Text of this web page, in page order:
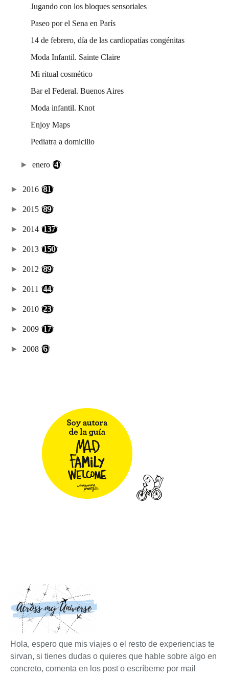
Jugando con los bloques sensoriales
Paseo por el Sena en París
14 de febrero, día de las cardiopatías congénitas
Moda Infantil. Sainte Claire
Mi ritual cosmético
Bar el Federal. Buenos Aires
Moda infantil. Knot
Enjoy Maps
Pediatra a domicilio
►enero(4)
► 2016 (81)
► 2015 (89)
► 2014 (137)
► 2013 (150)
► 2012 (89)
► 2011 (44)
► 2010 (23)
► 2009 (17)
► 2008 (6)
Hola, espero que mis viajes o el resto de experiencias te
sirvan, si tienes dudas o quieres que hable sobre algo en
concreto, comenta en los post o escríbeme por mail